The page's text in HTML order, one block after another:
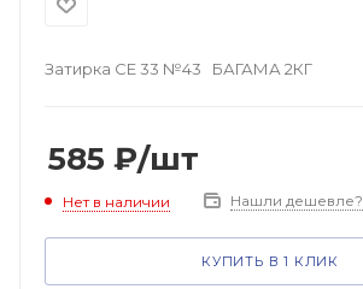
Затирка СЕ 33 №43 БАГАМА 2КГ
585 ₽/шт
Нет в наличии Нашли дешевле?
КУПИТЬ В 1 КЛИК